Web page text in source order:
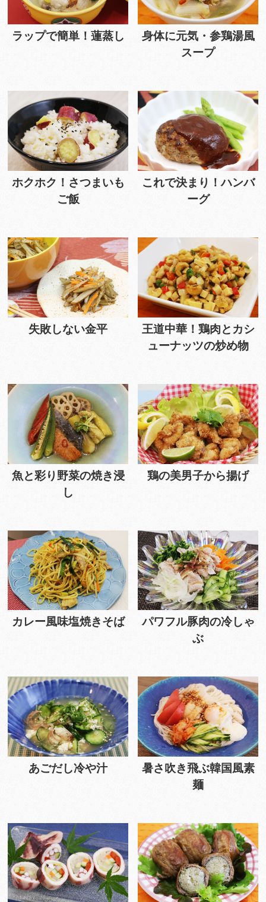
ラップで簡単！蓮蒸し
身体に元気・参鶏湯風
スープ
ホクホク！さつまいも
ご飯
これで決まり！ハンバ
ーグ
失敗しない金平
王道中華！鶏肉とカシ
ューナッツの炒め物
魚と彩り野菜の焼き浸
し
鶏の美男子から揚げ
カレー風味塩焼きそば
パワフル豚肉の冷しゃ
ぶ
あごだし冷や汁
暑さ吹き飛ぶ韓国風素
麺